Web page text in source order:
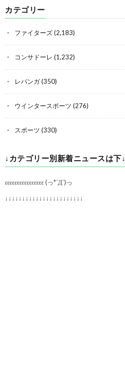
カテゴリー
ファイターズ(2,183)
コンサドーレ (1,232)
レバンガ(350)
ウインタースポーツ (276)
スポーツ (330)
↓カテゴリー別新着ニュースは下↓
εεεεεεεεεεεεεεεε (っ*´Д`)っ
↓↓↓↓↓↓↓↓↓↓↓↓↓↓↓↓↓↓↓↓↓↓↓